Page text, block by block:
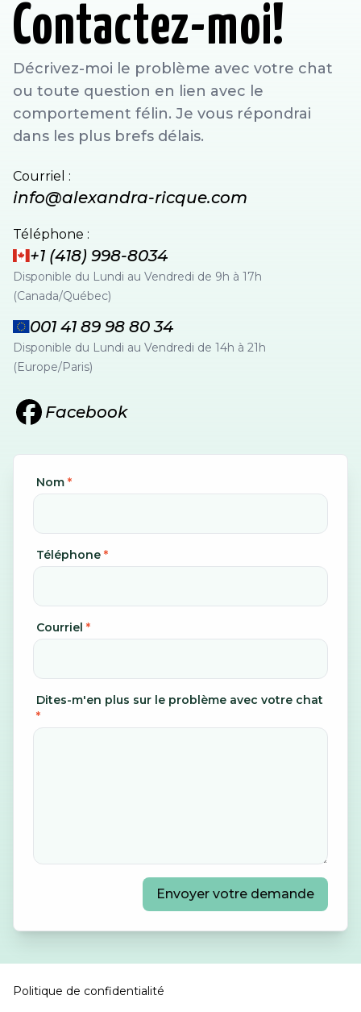
Contactez-moi!
Décrivez-moi le problème avec votre chat
ou toute question en lien avec le
comportement félin. Je vous répondrai
dans les plus brefs délais.
Courriel :
info@alexandra-ricque.com
Téléphone :
+1 (418) 998-8034
Disponible du Lundi au Vendredi de 9h à 17h
(Canada/Québec)
001 41 89 98 80 34
Disponible du Lundi au Vendredi de 14h à 21h
(Europe/Paris)
Facebook
Nom *
Téléphone *
Courriel *
Dites-m'en plus sur le problème avec votre chat
*
Envoyer votre demande
Politique de confidentialité